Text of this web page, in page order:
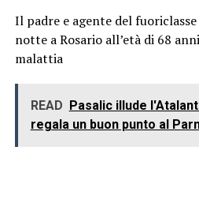
Il padre e agente del
notte a Rosario all’età di 68
malattia
READ Pasalic illude
regala un buon punto al